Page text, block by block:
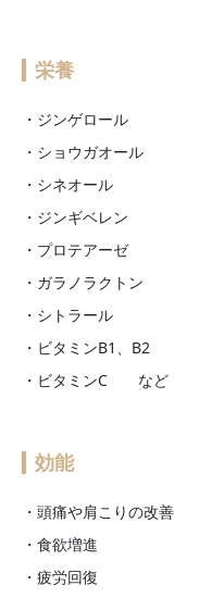
栄養
・ジンゲロール
・ショウガオール
・シネオール
・ジンギベレン
・プロテアーゼ
・ガラノラクトン
・シトラール
・ビタミンB1、B2
・ビタミンC など
効能
・頭痛や肩こりの改善
・食欲増進
・疲労回復